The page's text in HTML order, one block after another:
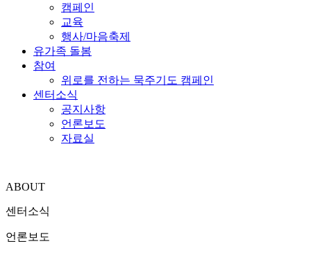
캠페인
교육
행사/마음축제
유가족 돌봄
참여
위로를 전하는 묵주기도 캠페인
센터소식
공지사항
언론보도
자료실
ABOUT
센터소식
언론보도